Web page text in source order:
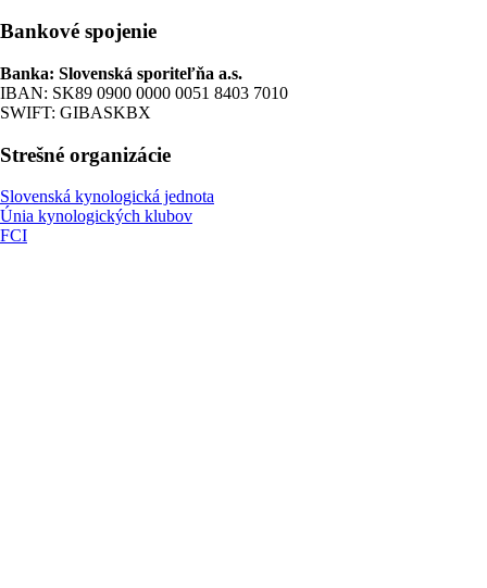
Bankové spojenie
Banka: Slovenská sporiteľňa a.s.
IBAN: SK89 0900 0000 0051 8403 7010
SWIFT: GIBASKBX
Strešné organizácie
Slovenská kynologická jednota
Únia kynologických klubov
FCI